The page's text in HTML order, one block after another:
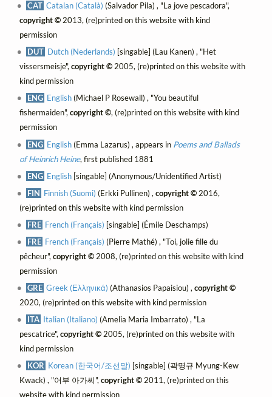
CAT Catalan (Català) (Salvador Pila) , "La jove pescadora",
copyright ©2013, (re)printed on this website with kind
permission
DUT Dutch (Nederlands) [singable] (Lau Kanen) , "Het
vissersmeisje",copyright ©2005, (re)printed on this website with
kind permission
ENG English(Michael P Rosewall) , "You beautiful
fishermaiden",copyright ©, (re)printed on this website with kind
permission
ENG English(Emma Lazarus) , appears in Poems and Ballads
of Heinrich Heine, first published 1881
ENG English [singable] (Anonymous/Unidentified Artist)
FIN Finnish (Suomi) (Erkki Pullinen) ,copyright © 2016,
(re)printed on this website with kind permission
FRE French (Français) [singable] (Émile Deschamps)
FRE French (Français) (Pierre Mathé) , "Toi, jolie fille du
pêcheur", copyright ©2008, (re)printed on this website with kind
permission
GRE Greek (Ελληνικά) (Athanasios Papaisiou) ,copyright ©
2020, (re)printed on this website with kind permission
ITA Italian (Italiano) (Amelia Maria Imbarrato) , "La
pescatrice", copyright ©2005, (re)printed on this website with
kind permission
KOR Korean (한국어/조선말) [singable] (곽명규 Myung-Kew
Kwack) , "어부 아가씨", copyright ©2011, (re)printed on this
website with kind permission